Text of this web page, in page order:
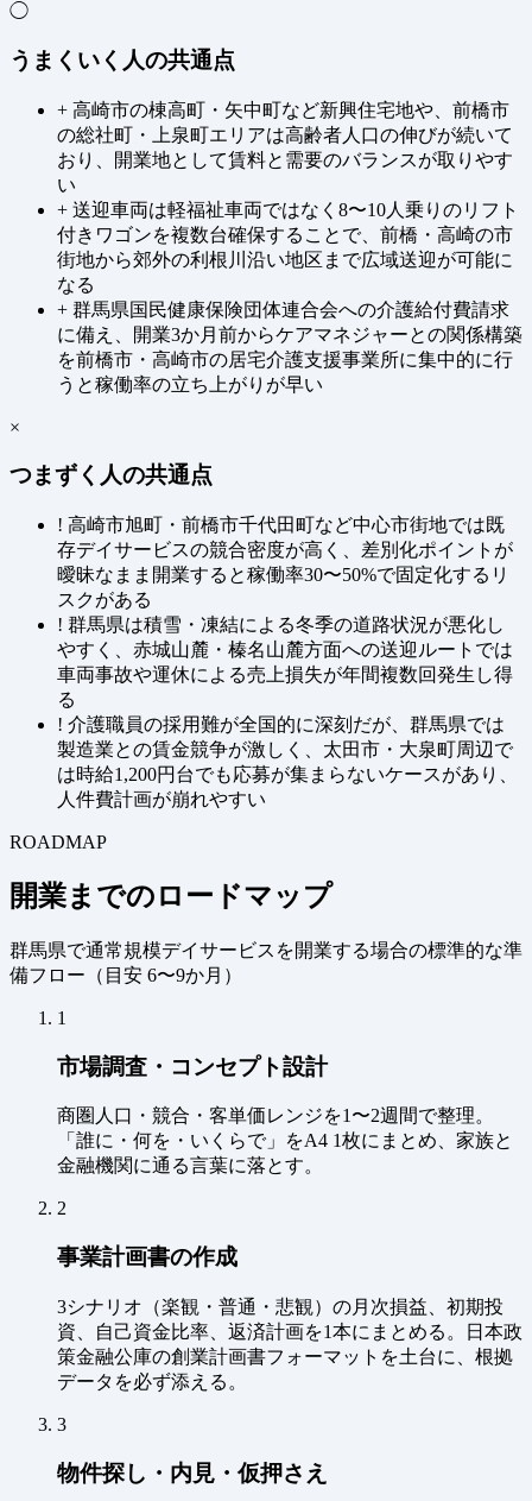
◯
うまくいく人の共通点
+ 高崎市の棟高町・矢中町など新興住宅地や、前橋市
の総社町・上泉町エリアは高齢者人口の伸びが続いて
おり、開業地として賃料と需要のバランスが取りやす
い
+ 送迎車両は軽福祉車両ではなく8〜10人乗りのリフト
付きワゴンを複数台確保することで、前橋・高崎の市
街地から郊外の利根川沿い地区まで広域送迎が可能に
なる
+ 群馬県国民健康保険団体連合会への介護給付費請求
に備え、開業3か月前からケアマネジャーとの関係構築
を前橋市・高崎市の居宅介護支援事業所に集中的に行
うと稼働率の立ち上がりが早い
×
つまずく人の共通点
! 高崎市旭町・前橋市千代田町など中心市街地では既
存デイサービスの競合密度が高く、差別化ポイントが
曖昧なまま開業すると稼働率30〜50%で固定化するリ
スクがある
! 群馬県は積雪・凍結による冬季の道路状況が悪化し
やすく、赤城山麓・榛名山麓方面への送迎ルートでは
車両事故や運休による売上損失が年間複数回発生し得
る
! 介護職員の採用難が全国的に深刻だが、群馬県では
製造業との賃金競争が激しく、太田市・大泉町周辺で
は時給1,200円台でも応募が集まらないケースがあり、
人件費計画が崩れやすい
ROADMAP
開業までのロードマップ
群馬県で通常規模デイサービスを開業する場合の標準的な準
備フロー（ 目安 6〜9か月 ）
1
市場調査・コンセプト設計
商圏人口・競合・客単価レンジを1〜2週間で整理。
「誰に・何を・いくらで」をA4 1枚にまとめ、家族と
金融機関に通る言葉に落とす。
2
事業計画書の作成
3シナリオ（楽観・普通・悲観）の月次損益、初期投
資、自己資金比率、返済計画を1本にまとめる。日本政
策金融公庫の創業計画書フォーマットを土台に、根拠
データを必ず添える。
3
物件探し・内見・仮押さえ